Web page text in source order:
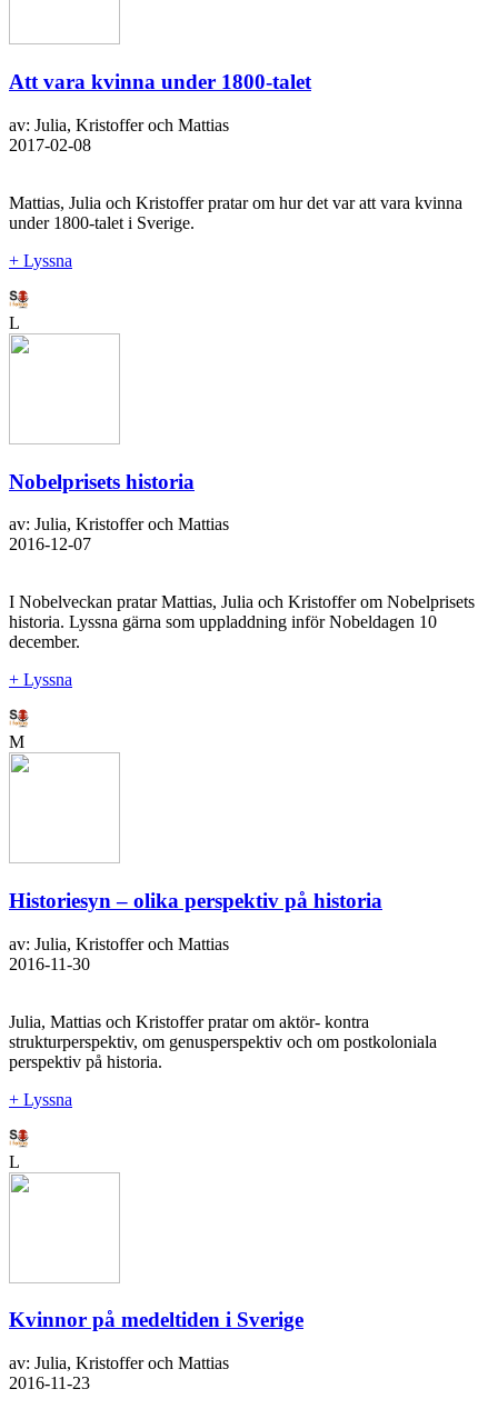
Att vara kvinna under 1800-talet
av: Julia, Kristoffer och Mattias
2017-02-08
Mattias, Julia och Kristoffer pratar om hur det var att vara kvinna
under 1800-talet i Sverige.
+ Lyssna
L
Nobelprisets historia
av: Julia, Kristoffer och Mattias
2016-12-07
I Nobelveckan pratar Mattias, Julia och Kristoffer om Nobelprisets
historia. Lyssna gärna som uppladdning inför Nobeldagen 10
december.
+ Lyssna
M
Historiesyn – olika perspektiv på historia
av: Julia, Kristoffer och Mattias
2016-11-30
Julia, Mattias och Kristoffer pratar om aktör- kontra
strukturperspektiv, om genusperspektiv och om postkoloniala
perspektiv på historia.
+ Lyssna
L
Kvinnor på medeltiden i Sverige
av: Julia, Kristoffer och Mattias
2016-11-23